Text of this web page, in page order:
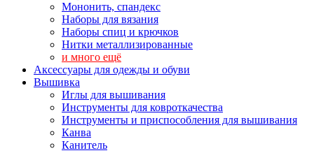
Мононить, спандекс
Наборы для вязания
Наборы спиц и крючков
Нитки металлизированные
и много ещё
Аксессуары для одежды и обуви
Вышивка
Иглы для вышивания
Инструменты для ковроткачества
Инструменты и приспособления для вышивания
Канва
Канитель